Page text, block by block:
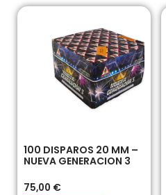
100 DISPAROS 20 MM –
NUEVA GENERACION 3
75,00 €